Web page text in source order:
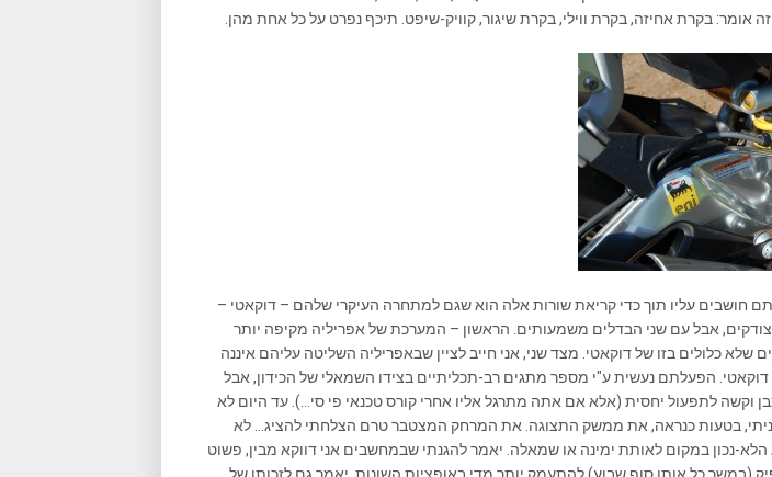
אומר: בקרת אחיזה, בקרת ווילי, בקרת שיגור, קוויק-שיפט. תיכף נפרט על כל אחת מהן.
חושבים עליו תוך כדי קריאת שורות אלה הוא שגם למתחרה העיקרי שלהם – דוקאטי –
צודקים, אבל עם שני הבדלים משמעותים. הראשון – המערכת של אפריליה מקיפה יותר
שלא כלולים בזו של דוקאטי. מצד שני, אני חייב לציין שבאפריליה השליטה עליהם איננה
דוקאטי. הפעלתם נעשית ע"י מספר מתגים רב-תכליתיים בצידו השמאלי של הכידון, אבל
וקשה לתפעול יחסית (אלא אם אתה מתרגל אליו אחרי קורס טכנאי פי סי…). עד היום לא
בטעות כנראה, את ממשק התצוגה. את המרחק המצטבר טרם הצלחתי להציג… לא
נכון במקום לאותת ימינה או שמאלה. יאמר להגנתי שבמחשבים אני דווקא מבין, פשוט